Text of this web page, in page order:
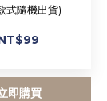
式隨機出貨)
即購買